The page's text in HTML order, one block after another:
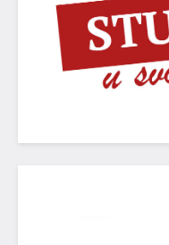
PRAVO
Nacionalni časopis